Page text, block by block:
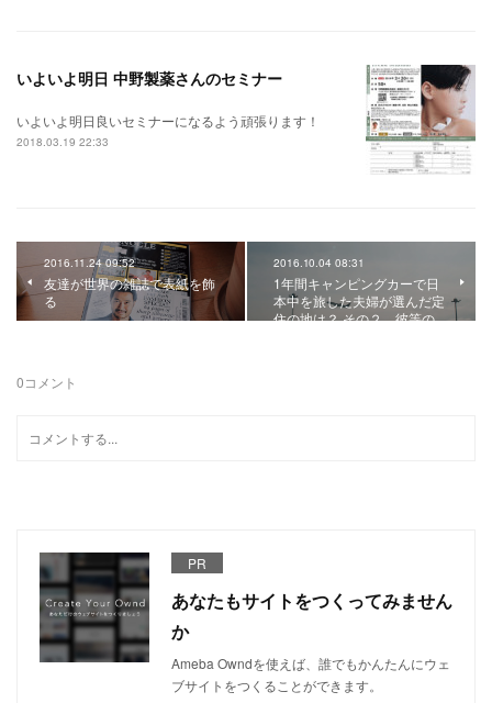
いよいよ明日 中野製薬さんのセミナー
いよいよ明日良いセミナーになるよう頑張ります！
2018.03.19 22:33
2016.11.24 09:52
友達が世界の雑誌で表紙を飾
る
2016.10.04 08:31
1年間キャンピングカーで日
本中を旅した夫婦が選んだ定
住の地は？ その２ 彼等の…
0コメント
PR
あなたもサイトをつくってみません
か
Ameba Owndを使えば、誰でもかんたんにウェ
ブサイトをつくることができます。